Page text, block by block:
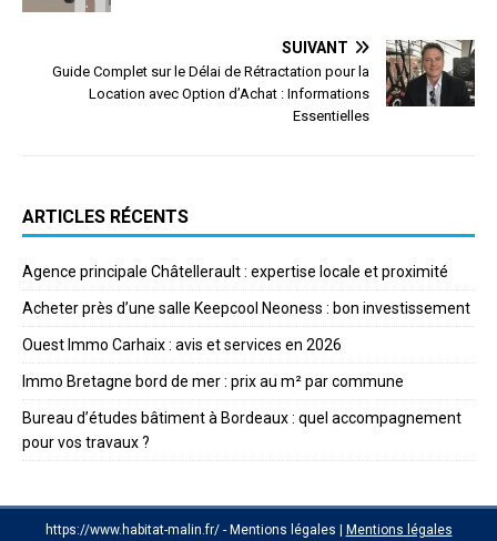
SUIVANT
Guide Complet sur le Délai de Rétractation pour la
Location avec Option d’Achat : Informations
Essentielles
ARTICLES RÉCENTS
Agence principale Châtellerault : expertise locale et proximité
Acheter près d’une salle Keepcool Neoness : bon investissement
Ouest Immo Carhaix : avis et services en 2026
Immo Bretagne bord de mer : prix au m² par commune
Bureau d’études bâtiment à Bordeaux : quel accompagnement
pour vos travaux ?
https://www.habitat-malin.fr/ - Mentions légales Mentions légales